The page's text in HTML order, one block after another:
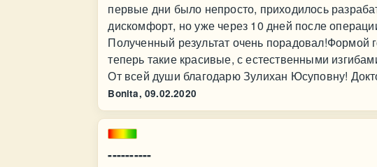
первые дни было непросто, приходилось
дискомфорт, но уже через 10 дней после
Полученный результат очень порадовал!Формой
теперь такие красивые, с естественными
От всей души благодарю Зулихан Юсуповну!
Bonita, 09.02.2020
----------